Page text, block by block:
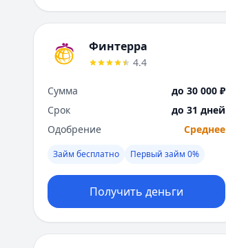
Финтерра
4.4
Сумма
до 30 000 ₽
Срок
до 31 дней
Одобрение
Среднее
Займ бесплатно Первый займ 0%
Получить деньги